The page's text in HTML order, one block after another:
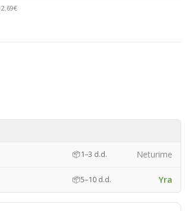
📦1–3 d.d. Neturime
📦5–10 d.d. Yra